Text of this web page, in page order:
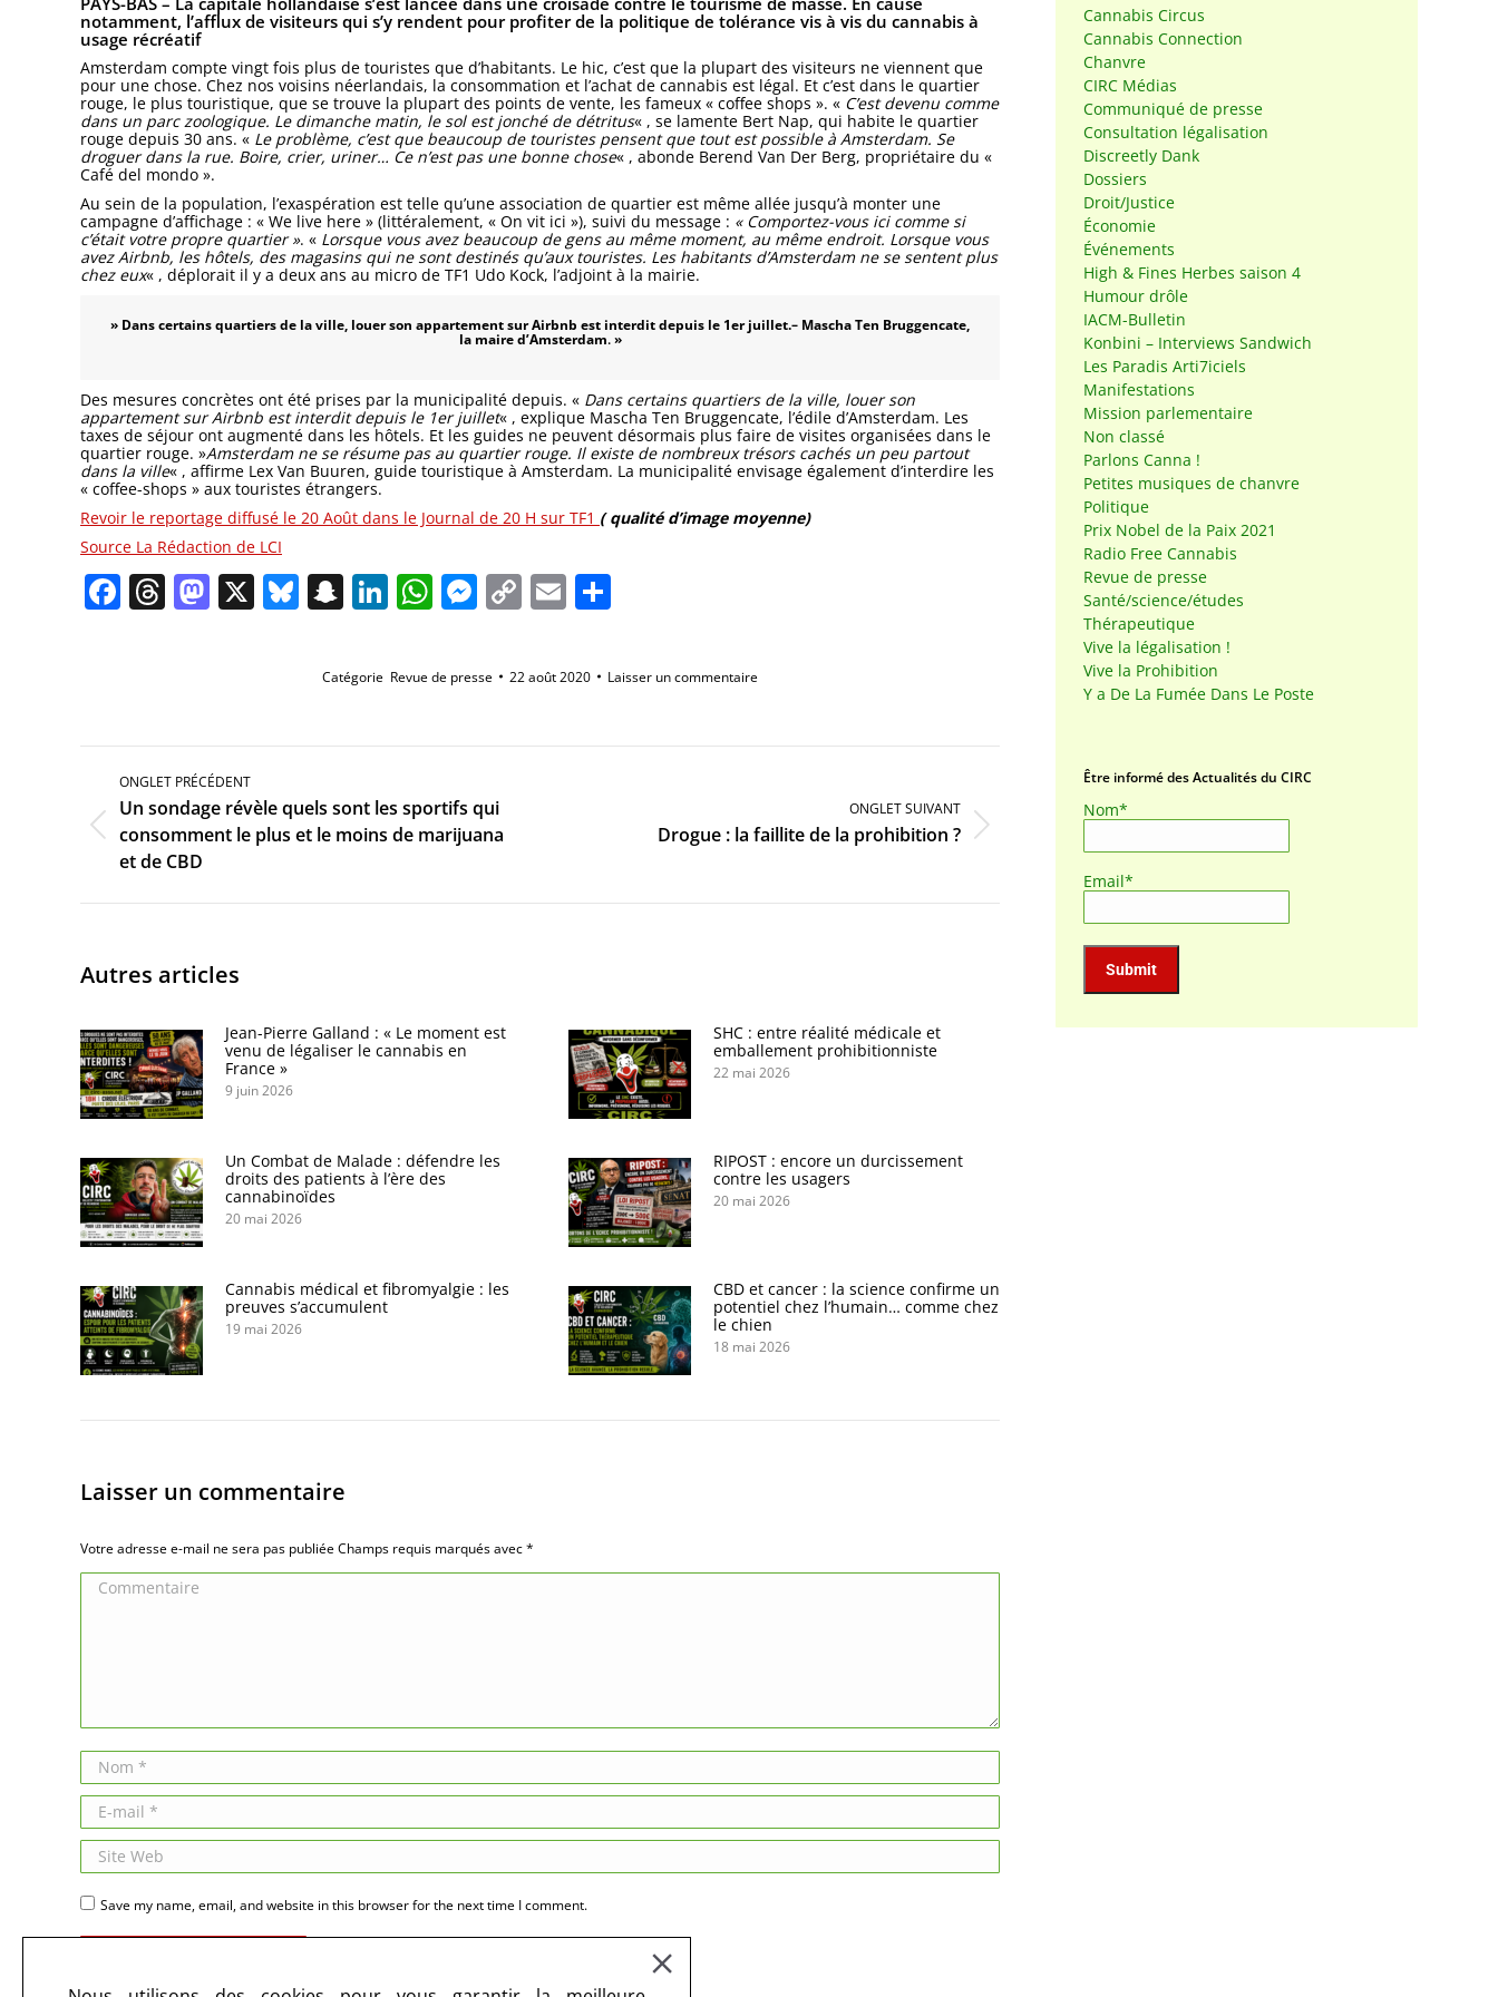
notamment, l’afflux de visiteurs qui s’y rendent pour profiter de la politique de tolérance vis à vis du cannabis à
usage récréatif
Amsterdam compte vingt fois plus de touristes que d’habitants. Le hic, c’est que la plupart des visiteurs ne viennent que
pour une chose. Chez nos voisins néerlandais, la consommation et l’achat de cannabis est légal. Et c’est dans le quartier
rouge, le plus touristique, que se trouve la plupart des points de vente, les fameux « coffee shops ». « C’est devenu comme
dans un parc zoologique. Le dimanche matin, le sol est jonché de détritus« , se lamente Bert Nap, qui habite le quartier
rouge depuis 30 ans. « Le problème, c’est que beaucoup de touristes pensent que tout est possible à Amsterdam. Se
droguer dans la rue. Boire, crier, uriner… Ce n’est pas une bonne chose« , abonde Berend Van Der Berg, propriétaire du «
Café del mondo ».
Au sein de la population, l’exaspération est telle qu’une association de quartier est même allée jusqu’à monter une
campagne d’affichage : « We live here » (littéralement, « On vit ici »), suivi du message : « Comportez-vous ici comme si
c’était votre propre quartier ». « Lorsque vous avez beaucoup de gens au même moment, au même endroit. Lorsque vous
avez Airbnb, les hôtels, des magasins qui ne sont destinés qu’aux touristes. Les habitants d’Amsterdam ne se sentent plus
chez eux« , déplorait il y a deux ans au micro de TF1 Udo Kock, l’adjoint à la mairie.
» Dans certains quartiers de la ville, louer son appartement sur Airbnb est interdit depuis le 1er juillet.– Mascha Ten Bruggencate,
la maire d’Amsterdam.»
Des mesures concrètes ont été prises par la municipalité depuis. « Dans certains quartiers de la ville, louer son
appartement sur Airbnb est interdit depuis le 1er juillet« , explique Mascha Ten Bruggencate, l’édile d’Amsterdam. Les
taxes de séjour ont augmenté dans les hôtels. Et les guides ne peuvent désormais plus faire de visites organisées dans le
quartier rouge. »Amsterdam ne se résume pas au quartier rouge. Il existe de nombreux trésors cachés un peu partout
dans la ville« , affirme Lex Van Buuren, guide touristique à Amsterdam. La municipalité envisage également d’interdire les
« coffee-shops » aux touristes étrangers.
Revoir le reportage diffusé le 20 Août dans le Journal de 20 H sur TF1 ( qualité d’image moyenne)
Source La Rédaction de LCI
Facebook
Threads
Mastodon
X Bluesky
Snapchat
LinkedIn
WhatsApp
Messenger
Copy
Link
Email
Catégorie Revue de presse 22 août 2020 Laisser un commentaire
Navigation
commentaire
ONGLET PRÉCÉDENT
Onglet
précédent
Un sondage révèle quels sont les sportifs qui
consomment le plus et le moins de marijuana
et de CBD
ONGLET SUIVANT
Drogue : la faillite de la prohibition ?
Autres articles
Jean-Pierre Galland : « Le moment est
venu de légaliser le cannabis en
France »
9 juin 2026
SHC : entre réalité médicale et
emballement prohibitionniste
22 mai 2026
Un Combat de Malade : défendre les
droits des patients à l’ère des
cannabinoïdes
20 mai 2026
RIPOST : encore un durcissement
contre les usagers
20 mai 2026
Cannabis médical et fibromyalgie : les
preuves s’accumulent
19 mai 2026
CBD et cancer : la science confirme un
potentiel chez l’humain… comme chez
le chien
18 mai 2026
Laisser un commentaire
Votre adresse e-mail ne sera pas publiée Champs requis marqués avec*
Commentaire
Nom *
E-mail *
Site Web
Save my name, email, and website in this browser for the next time I comment.
Cannabis Circus
Cannabis Connection
Chanvre
CIRC Médias
Communiqué de presse
Consultation légalisation
Discreetly Dank
Dossiers
Droit/Justice
Économie
Événements
High & Fines Herbes saison 4
Humour drôle
IACM-Bulletin
Konbini – Interviews Sandwich
Les Paradis Arti7iciels
Manifestations
Mission parlementaire
Non classé
Parlons Canna !
Petites musiques de chanvre
Politique
Prix Nobel de la Paix 2021
Radio Free Cannabis
Revue de presse
Santé/science/études
Thérapeutique
Vive la légalisation !
Vive la Prohibition
Y a De La Fumée Dans Le Poste
Être informé des Actualités du CIRC
Nom*
Email*